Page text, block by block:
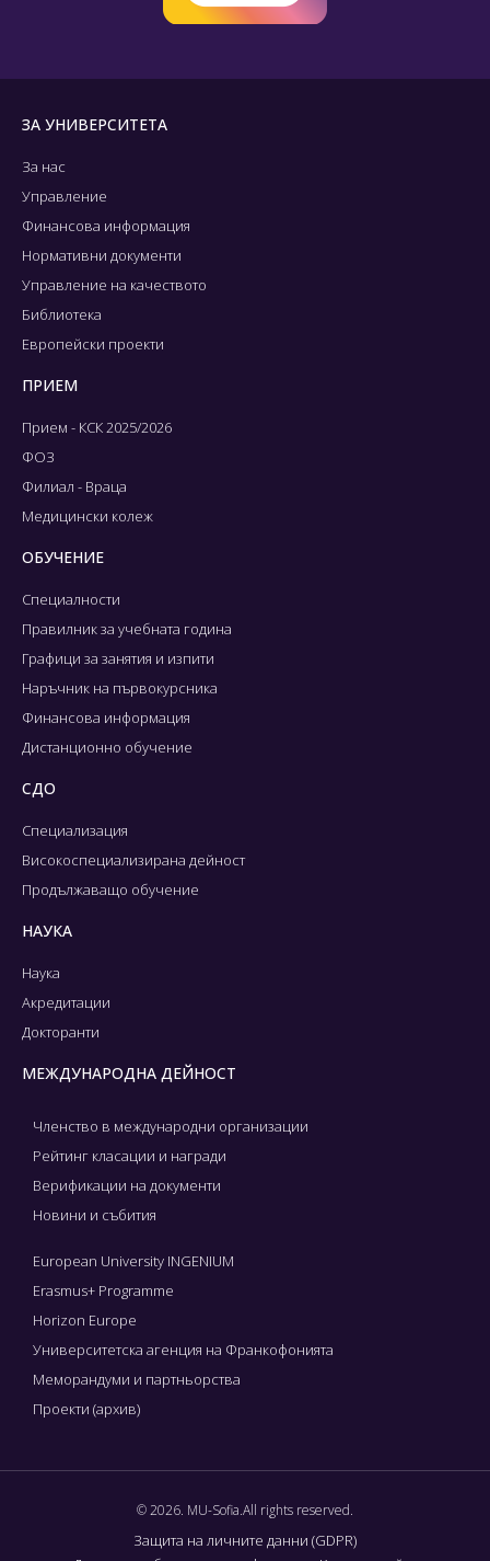
ЗА УНИВЕРСИТЕТА
За нас
Управление
Финансова информация
Нормативни документи
Управление на качеството
Библиотека
Европейски проекти
ПРИЕМ
Прием - КСК 2025/2026
ФОЗ
Филиал - Враца
Медицински колеж
ОБУЧЕНИЕ
Специалности
Правилник за учебната година
Графици за занятия и изпити
Наръчник на първокурсника
Финансова информация
Дистанционно обучение
СДО
Специализация
Високоспециализирана дейност
Продължаващо обучение
НАУКА
Наука
Акредитации
Докторанти
МЕЖДУНАРОДНА ДЕЙНОСТ
Членство в международни организации
Рейтинг класации и награди
Верификации на документи
Новини и събития
European University INGENIUM
Erasmus+ Programme
Horizon Europe
Университетска агенция на Франкофонията
Меморандуми и партньорства
Проекти (архив)
© 2026. MU-Sofia.All rights reserved.
Защита на личните данни (GDPR)